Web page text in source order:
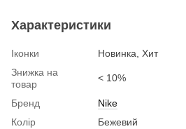
Характеристики
Іконки
Новинка, Хит
Знижка на
товар
< 10%
Бренд
Nike
Колір
Бежевий